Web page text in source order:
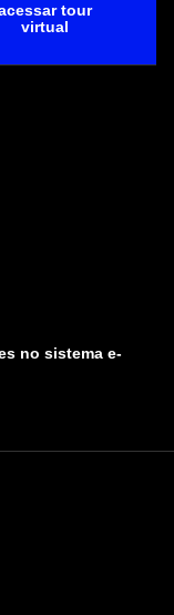
tour
virtual
no sistema e-